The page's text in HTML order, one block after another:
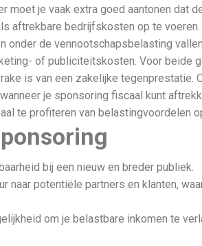
moet je vaak extra goed aantonen dat
aftrekbare bedrijfskosten op te voeren.
onder de vennootschapsbelasting
of publiciteitskosten. Voor beide
is van een zakelijke tegenprestatie.
je sponsoring fiscaal kunt
te profiteren van belastingvoordelen
bij een nieuw en breder publiek.
naar potentiële partners en klanten,
om je belastbare inkomen te